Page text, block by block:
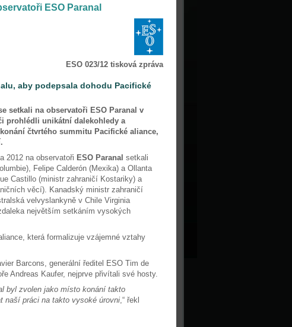
ESO Paranal
ESO 023/12 tisková zpráva
aby podepsala dohodu Pacifické
setkali na observatoři ESO Paranal v
prohlédli unikátní dalekohledy a
čtvrtého summitu Pacifické aliance,
2012 na observatoři ESO Paranal setkali
Felipe Calderón (Mexika) a Ollanta
Castillo (ministr zahraničí Kostariky) a
věcí). Kanadský ministr zahraničí
velvyslankyně v Chile Virginia
největším setkáním vysokých
která formalizuje vzájemné vztahy
Barcons, generální ředitel ESO Tim de
Andreas Kaufer, nejprve přivítali své hosty.
byl zvolen jako místo konání takto
naší práci na takto vysoké úrovni,“ řekl